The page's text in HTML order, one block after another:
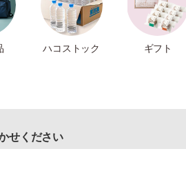
ハコストック ギフト
せください